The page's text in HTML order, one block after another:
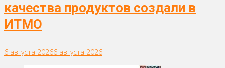
качества продуктов создали в
ИТМО
6 августа 20266 августа 2026